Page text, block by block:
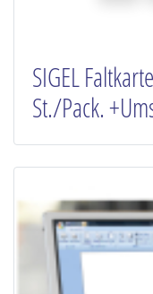
SIGEL
St./Pack.